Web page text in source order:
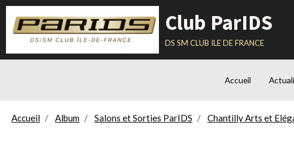
Club ParIDS
ds sm club ile de france
Accueil
Accueil Album Salons et Sorties ParIDS Chantilly Arts et